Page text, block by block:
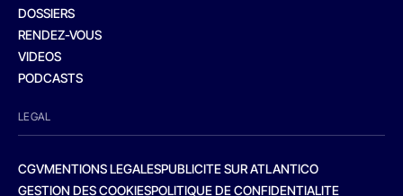
DOSSIERS
RENDEZ-VOUS
VIDEOS
PODCASTS
LEGAL
CGVMENTIONS LEGALESPUBLICITE SUR ATLANTICO
GESTION DES COOKIESPOLITIQUE DE CONFIDENTIALITE